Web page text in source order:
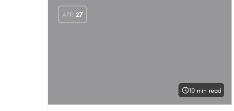
APR 27
10 min read